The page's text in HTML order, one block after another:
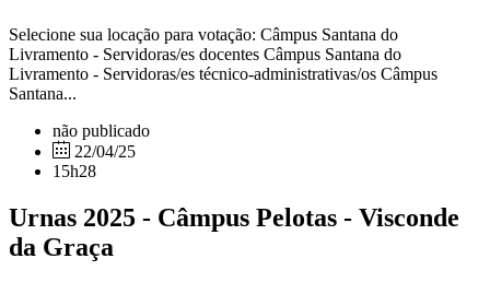
Selecione sua locação para votação: Câmpus Santana do
Livramento - Servidoras/es docentes Câmpus Santana do
Livramento - Servidoras/es técnico-administrativas/os Câmpus
Santana...
não publicado
22/04/25
15h28
Urnas 2025 - Câmpus Pelotas - Visconde
da Graça